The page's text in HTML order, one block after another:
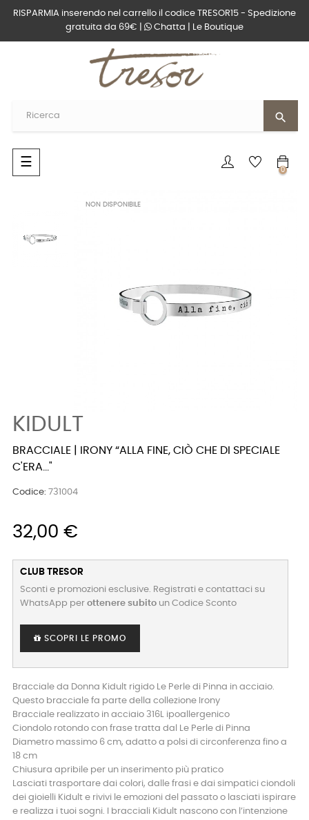
RISPARMIA inserendo nel carrello il codice TRESOR15 - Spedizione
gratuita da 69€ |
Chatta Le Boutique
search
navigazione
Toggle
☰
0
NON DISPONIBILE
KIDULT
BRACCIALE | IRONY “ALLA FINE, CIÒ CHE DI SPECIALE
C'ERA..."
Codice: 731004
32,00 €
CLUB TRESOR
Sconti e promozioni esclusive. Registrati e contattaci su
WhatsApp per ottenere subito un Codice Sconto
SCOPRI LE PROMO
Bracciale da Donna Kidult rigido Le Perle di Pinna in acciaio.
Questo bracciale fa parte della collezione Irony
Bracciale realizzato in acciaio 316L ipoallergenico
Ciondolo rotondo con frase tratta dal Le Perle di Pinna
Diametro massimo 6 cm, adatto a polsi di circonferenza fino a
18 cm
Chiusura apribile per un inserimento più pratico
Lasciati trasportare dai colori, dalle frasi e dai simpatici ciondoli
dei gioielli Kidult e rivivi le emozioni del passato o lasciati ispirare
e realizza i tuoi sogni. I bracciali Kidult nascono con l’intenzione